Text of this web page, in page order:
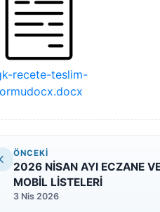
recete-teslim-
ÖNCEKI
2026 NİSAN AYI ECZANE
MOBİL LİSTELERİ
3 Nis 2026